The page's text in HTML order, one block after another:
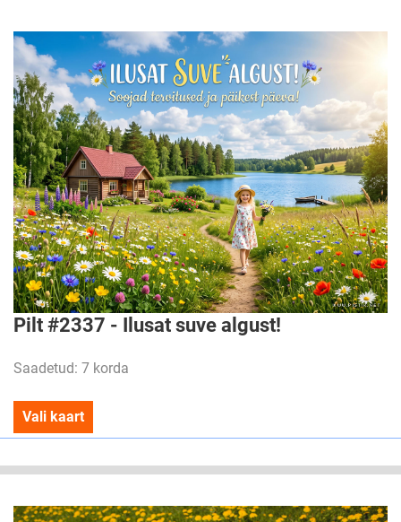
Pilt #2337 - Ilusat suve algust!
Saadetud: 7 korda
Vali kaart